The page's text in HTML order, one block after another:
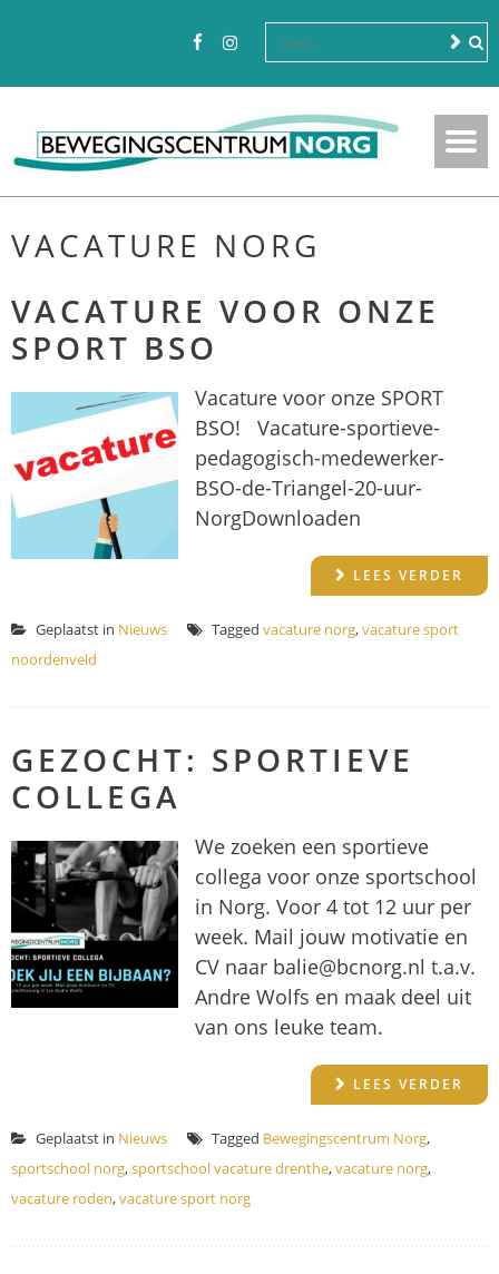
VACATURE NORG
VACATURE VOOR ONZE
SPORT BSO
Vacature voor onze SPORT
BSO! Vacature-sportieve-
pedagogisch-medewerker-
BSO-de-Triangel-20-uur-
NorgDownloaden
LEES VERDER
Geplaatst in Nieuws Tagged vacature norg,vacature sport
noordenveld
GEZOCHT: SPORTIEVE
COLLEGA
We zoeken een sportieve
collega voor onze sportschool
in Norg. Voor 4 tot 12 uur per
week. Mail jouw motivatie en
CV naar balie@bcnorg.nl t.a.v.
Andre Wolfs en maak deel uit
van ons leuke team.
LEES VERDER
Geplaatst in Nieuws Tagged Bewegingscentrum Norg,
sportschool norg,sportschool vacature drenthe,vacature norg,
vacature roden,vacature sport norg